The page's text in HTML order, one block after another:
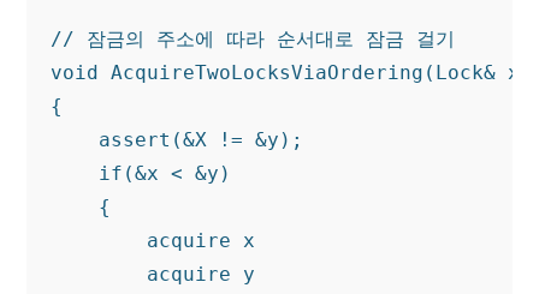
// 잠금의 주소에 따라 순서대로 잠금 걸기
void AcquireTwoLocksViaOrdering(Lock&
{
    assert(&X != &y);
    if(&x < &y)
    {
        acquire x
        acquire y